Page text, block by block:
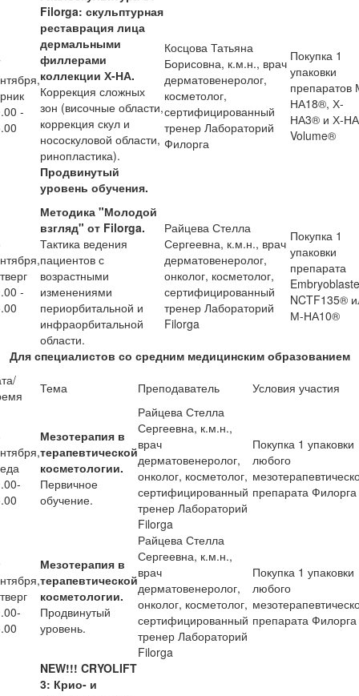
-
Filorga: скульптурная
реставрация лица
дермальными
филлерами
коллекции Х-НА.
Коррекция сложных
зон (височные области,
коррекция скул и
нососкуловой области,
ринопластика).
Продвинутый
уровень обучения.
Косцова Татьяна
Борисовна, к.м.н., врач
дерматовенеролог,
косметолог,
сертифицированный
тренер Лабораторий
Филорга
Покупка 1
упаковки
препаратов
НА18®, Х-
НА3® и Х-НА
Volume®
-
Методика "Молодой
взгляд" от Filorga.
Тактика ведения
пациентов с
возрастными
изменениями
периорбитальной и
инфраорбитальной
области.
Райцева Стелла
Сергеевна, к.м.н., врач
дерматовенеролог,
онколог, косметолог,
сертифицированный
тренер Лабораторий
Filorga
Покупка 1
упаковки
препарата
NCTF135®
М-НА10®
Для специалистов со средним медицинским образованием
Тема Преподаватель Условия участия
Мезотерапия в
терапевтической
косметологии.
Первичное
обучение.
Райцева Стелла
Сергеевна, к.м.н.,
врач
дерматовенеролог,
онколог, косметолог,
сертифицированный
тренер Лабораторий
Filorga
Покупка 1 упаковки
любого
препарата Филорга
Мезотерапия в
терапевтической
косметологии.
Продвинутый
уровень.
Райцева Стелла
Сергеевна, к.м.н.,
врач
дерматовенеролог,
онколог, косметолог,
сертифицированный
тренер Лабораторий
Filorga
Покупка 1 упаковки
любого
препарата Филорга
NEW!!! CRYOLIFT
3: Крио- и